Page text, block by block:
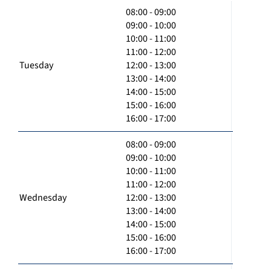
Tuesday
08:00 - 09:00
09:00 - 10:00
10:00 - 11:00
11:00 - 12:00
12:00 - 13:00
13:00 - 14:00
14:00 - 15:00
15:00 - 16:00
16:00 - 17:00
Wednesday
08:00 - 09:00
09:00 - 10:00
10:00 - 11:00
11:00 - 12:00
12:00 - 13:00
13:00 - 14:00
14:00 - 15:00
15:00 - 16:00
16:00 - 17:00